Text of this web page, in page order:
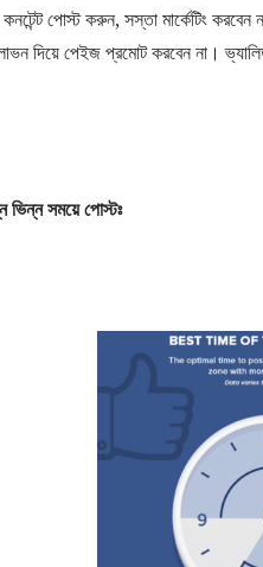
পোস্ট করুন, সস্তা মার্কেটিং করবেন
দিয়ে পেইজ প্রমোট করবেন না।
ভিন্ন সময়ে পোস্টঃ